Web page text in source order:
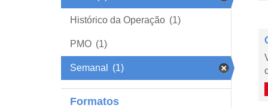
Histórico da Operação (1)
PMO (1)
Semanal (1)
Formatos